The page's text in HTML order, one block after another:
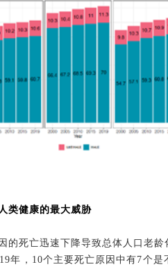
类健康的最大威胁
的死亡迅速下降导致总体人口老龄
年，10个主要死亡原因中有7个